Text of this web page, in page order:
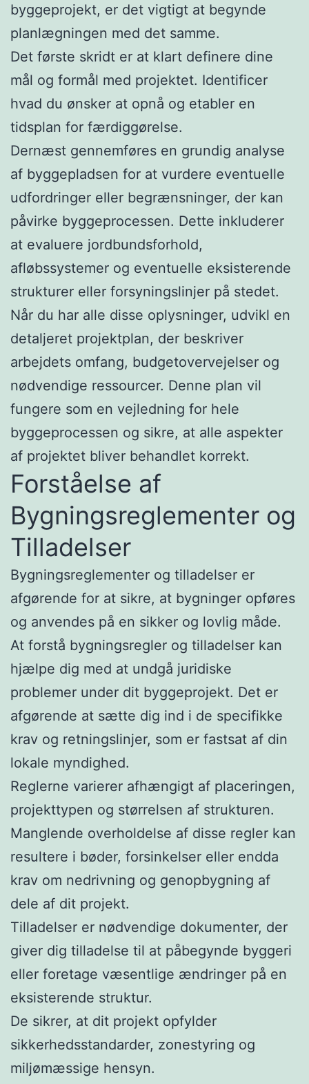
byggeprojekt, er det vigtigt at begynde
planlægningen med det samme.
Det første skridt er at klart definere dine
mål og formål med projektet. Identificer
hvad du ønsker at opnå og etabler en
tidsplan for færdiggørelse.
Dernæst gennemføres en grundig analyse
af byggepladsen for at vurdere eventuelle
udfordringer eller begrænsninger, der kan
påvirke byggeprocessen. Dette inkluderer
at evaluere jordbundsforhold,
afløbssystemer og eventuelle eksisterende
strukturer eller forsyningslinjer på stedet.
Når du har alle disse oplysninger, udvikl en
detaljeret projektplan, der beskriver
arbejdets omfang, budgetovervejelser og
nødvendige ressourcer. Denne plan vil
fungere som en vejledning for hele
byggeprocessen og sikre, at alle aspekter
af projektet bliver behandlet korrekt.
Forståelse af
Bygningsreglementer og
Tilladelser
Bygningsreglementer og tilladelser er
afgørende for at sikre, at bygninger opføres
og anvendes på en sikker og lovlig måde.
At forstå bygningsregler og tilladelser kan
hjælpe dig med at undgå juridiske
problemer under dit byggeprojekt. Det er
afgørende at sætte dig ind i de specifikke
krav og retningslinjer, som er fastsat af din
lokale myndighed.
Reglerne varierer afhængigt af placeringen,
projekttypen og størrelsen af ​​strukturen.
Manglende overholdelse af disse regler kan
resultere i bøder, forsinkelser eller endda
krav om nedrivning og genopbygning af
dele af dit projekt.
Tilladelser er nødvendige dokumenter, der
giver dig tilladelse til at påbegynde byggeri
eller foretage væsentlige ændringer på en
eksisterende struktur.
De sikrer, at dit projekt opfylder
sikkerhedsstandarder, zonestyring og
miljømæssige hensyn.